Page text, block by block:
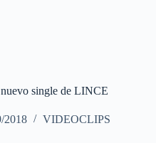
single de LINCE
2018 VIDEOCLIPS